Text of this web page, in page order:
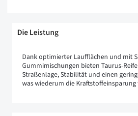
Die Leistung
Dank optimierter Laufflächen und mit
Gummimischungen bieten Taurus-
Straßenlage, Stabilität und einen
was wiederum die